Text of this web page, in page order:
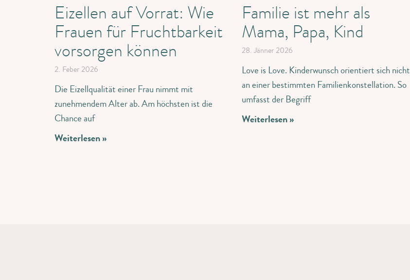
Eizellen auf Vorrat: Wie
Frauen für Fruchtbarkeit
vorsorgen können
2. Feber 2026
Die Eizellqualität einer Frau nimmt mit
zunehmendem Alter ab. Am höchsten ist die
Chance auf
Weiterlesen »
Familie ist mehr als
Mama, Papa, Kind
28. Jänner 2026
Love is Love. Kinderwunsch orientiert sich nicht
an einer bestimmten Familienkonstellation. So
umfasst der Begriff
Weiterlesen »